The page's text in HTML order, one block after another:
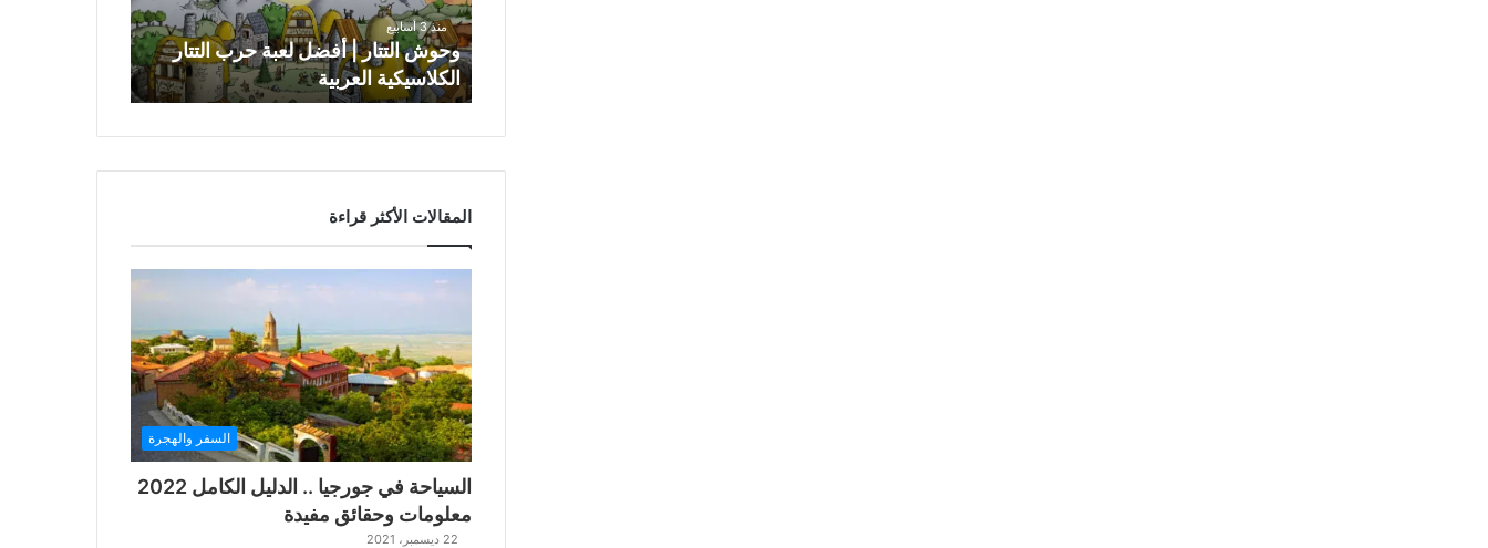
ت
ت
ا
ر
|
ض
ل
ع
ب
ر
ب
ا
ل
ت
ت
ا
ر
ا
منذ 3 أسابيع
وحوش التتار | أفضل لعبة حرب التتار
الكلاسيكية العربية
المقالات الأكثر قراءة
السفر والهجرة
السياحة في جورجيا .. الدليل الكامل 2022
معلومات وحقائق مفيدة
22 ديسمبر، 2021